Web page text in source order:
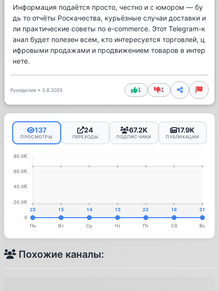
Информация подаётся просто, честно и с юмором — бу
дь то отчёты Роскачества, курьёзные случаи доставки и
ли практические советы по e-commerce. Этот Telegram-к
анал будет полезен всем, кто интересуется торговлей, ц
ифровыми продажами и продвижением товаров в интер
нете.
Рукоделие • 3.8.2025 1 1
137
ПРОСМОТРЫ
24
ПЕРЕХОДЫ
67.2K
ПОДПИСЧИКИ
17.9K
ПУБЛИКАЦИИ
Похожие каналы: